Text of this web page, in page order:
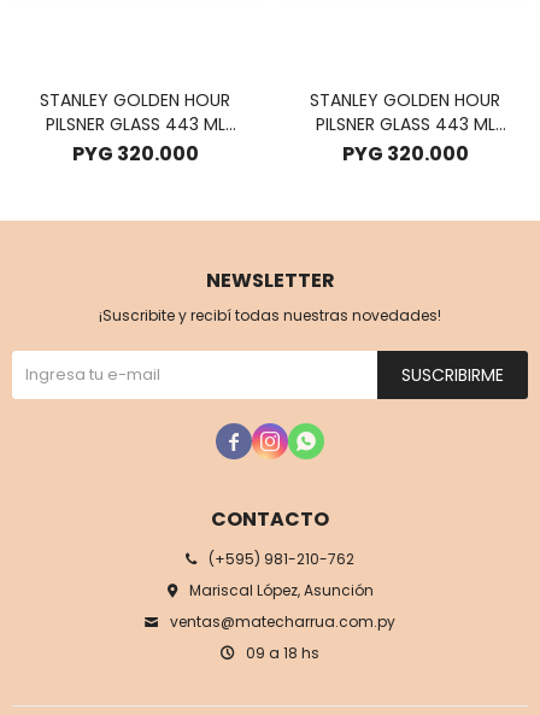
STANLEY GOLDEN HOUR
PILSNER GLASS 443 ML
STAINLESS STEEL
PYG 320.000
STANLEY GOLDEN HOUR
PILSNER GLASS 443 ML
PALESTONE
PYG 320.000
CONTACTO
(+595) 981-210-762
Mariscal López, Asunción
ventas@matecharrua.com.py
09 a 18 hs
NEWSLETTER
¡Suscribite y recibí todas nuestras novedades!
SUSCRIBIRME
  